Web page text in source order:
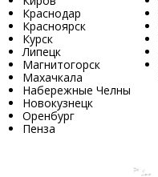
Краснодар
Красноярск
Курск
Липецк
Магнитогорск
Махачкала
Набережные Челны
Новокузнецк
Оренбург
Пенза